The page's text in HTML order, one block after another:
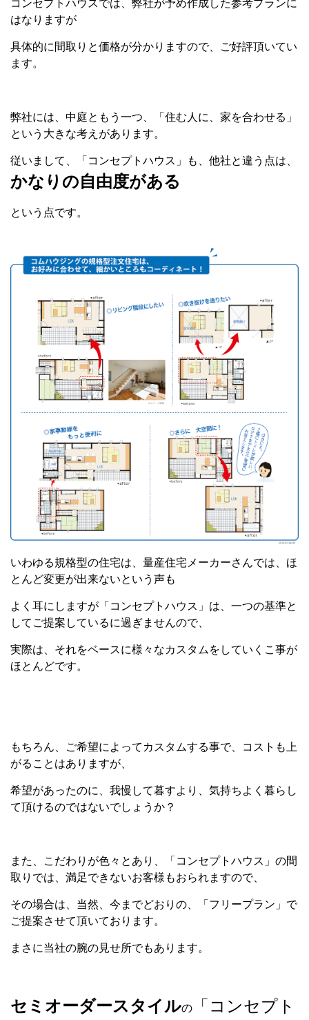
コンセプトハウスでは、弊社が予め作成した参考プランに
はなりますが
具体的に間取りと価格が分かりますので、ご好評頂いてい
ます。
弊社には、中庭ともう一つ、「住む人に、家を合わせる」
という大きな考えがあります。
従いまして、「コンセプトハウス」も、他社と違う点は、
かなりの自由度がある
という点です。
いわゆる規格型の住宅は、量産住宅メーカーさんでは、ほ
とんど変更が出来ないという声も
よく耳にしますが「コンセプトハウス」は、一つの基準と
してご提案しているに過ぎませんので、
実際は、それをベースに様々なカスタムをしていくこ事が
ほとんどです。
もちろん、ご希望によってカスタムする事で、コストも上
がることはありますが、
希望があったのに、我慢して暮すより、気持ちよく暮らし
て頂けるのではないでしょうか？
また、こだわりが色々とあり、「コンセプトハウス」の間
取りでは、満足できないお客様もおられますので、
その場合は、当然、今までどおりの、「フリープラン」で
ご提案させて頂いております。
まさに当社の腕の見せ所でもあります。
セミオーダースタイルの
「コンセプト